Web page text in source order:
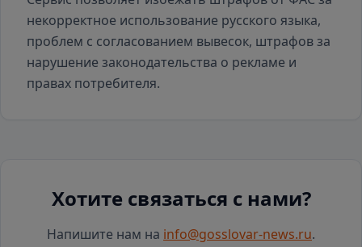
некорректное использование русского языка,
проблем с согласованием вывесок, штрафов за
нарушение законодательства о рекламе и
правах потребителя.
Хотите связаться с нами?
Напишите нам на info@gosslovar-news.ru.